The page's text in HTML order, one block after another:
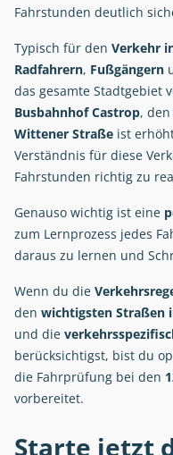
Fahrstunden deutlich
Typisch für den Verkehr
Radfahrern, Fußgängern
das gesamte Stadtgebiet
Busbahnhof Castrop, den
Wittener Straße ist
Verständnis für diese
Fahrstunden richtig zu
Genauso wichtig ist eine
zum Lernprozess jedes
daraus zu lernen und
Wenn du die
den wichtigsten Straßen
und die
berücksichtigst, bist du
die Fahrprüfung bei den
vorbereitet.
Starte jetzt